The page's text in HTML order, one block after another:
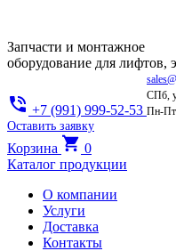
Запчасти и монтажное
оборудование для лифтов,
+7 (991) 999-52-53
СПб,
Пн-
Оставить заявку
Корзина
0
Каталог продукции
О компании
Услуги
Доставка
Контакты